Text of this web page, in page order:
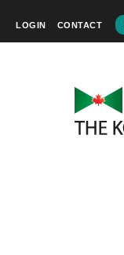
LOGIN CONTACT